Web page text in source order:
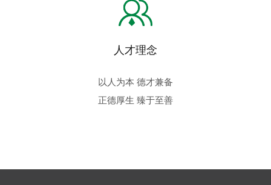
人才理念
以人为本 德才兼备
正德厚生 臻于至善